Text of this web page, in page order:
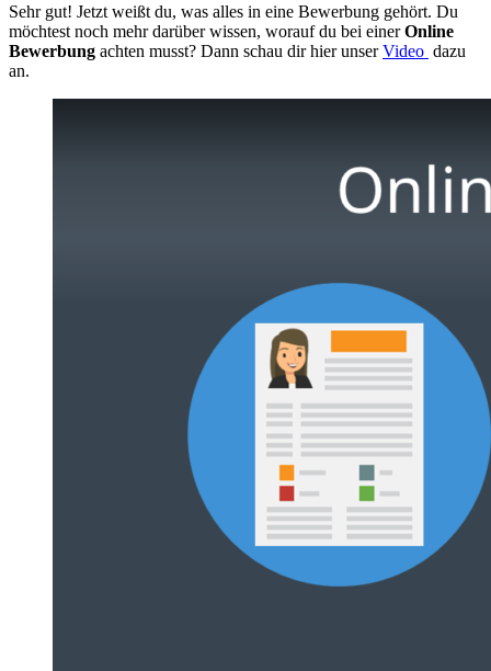
Sehr gut! Jetzt weißt du, was alles in eine Bewerbung gehört. Du
möchtest noch mehr darüber wissen, worauf du bei einerOnline
Bewerbung achten musst? Dann schau dir hier unserVideo dazu
an.